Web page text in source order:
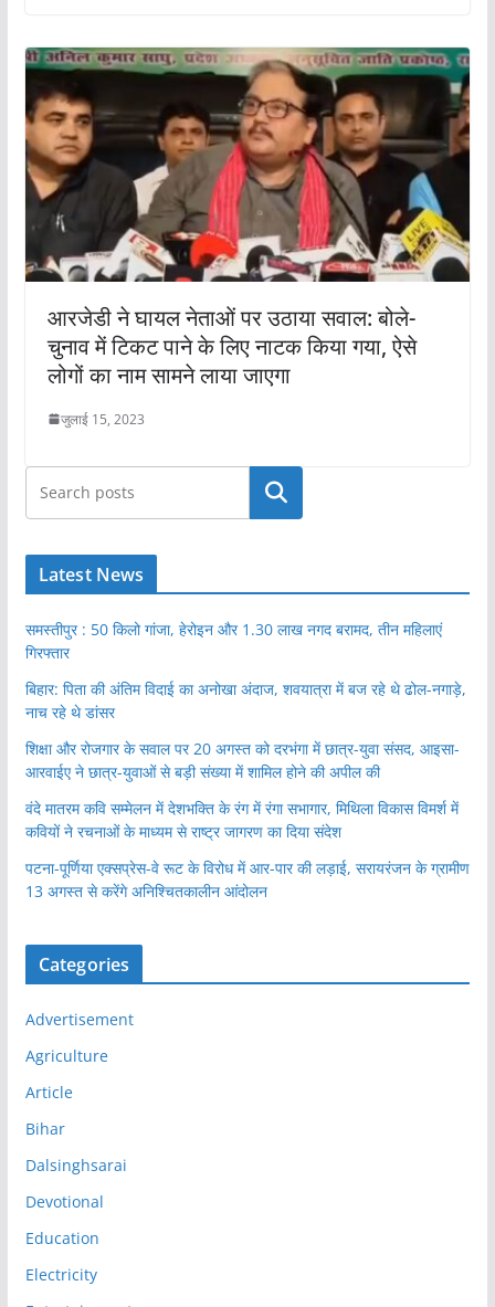
आरजेडी ने घायल नेताओं पर उठाया सवाल: बोले-
चुनाव में टिकट पाने के लिए नाटक किया गया, ऐसे
लोगों का नाम सामने लाया जाएगा
जुलाई 15, 2023
खोजें
Latest News
समस्तीपुर : 50 किलो गांजा, हेरोइन और 1.30 लाख नगद बरामद, तीन महिलाएं
गिरफ्तार
बिहार: पिता की अंतिम विदाई का अनोखा अंदाज, शवयात्रा में बज रहे थे ढोल-नगाड़े,
नाच रहे थे डांसर
शिक्षा और रोजगार के सवाल पर 20 अगस्त को दरभंगा में छात्र-युवा संसद, आइसा-
आरवाईए ने छात्र-युवाओं से बड़ी संख्या में शामिल होने की अपील की
वंदे मातरम कवि सम्मेलन में देशभक्ति के रंग में रंगा सभागार, मिथिला विकास विमर्श में
कवियों ने रचनाओं के माध्यम से राष्ट्र जागरण का दिया संदेश
पटना-पूर्णिया एक्सप्रेस-वे रूट के विरोध में आर-पार की लड़ाई, सरायरंजन के ग्रामीण
13 अगस्त से करेंगे अनिश्चितकालीन आंदोलन
Categories
Advertisement
Agriculture
Article
Bihar
Dalsinghsarai
Devotional
Education
Electricity